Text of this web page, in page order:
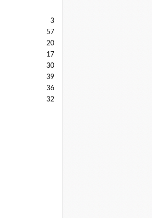
3
57
20
17
30
39
36
32